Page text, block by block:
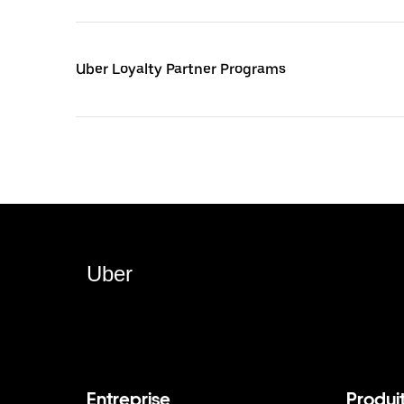
Uber Loyalty Partner Programs
Uber
Entreprise